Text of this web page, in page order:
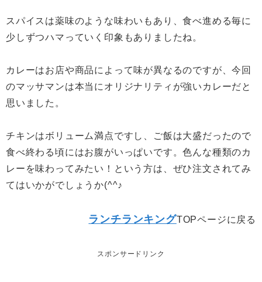
スパイスは薬味のような味わいもあり、食べ進める毎に
少しずつハマっていく印象もありましたね。
カレーはお店や商品によって味が異なるのですが、今回
のマッサマンは本当にオリジナリティが強いカレーだと
思いました。
チキンはボリューム満点ですし、ご飯は大盛だったので
食べ終わる頃にはお腹がいっぱいです。色んな種類のカ
レーを味わってみたい！という方は、ぜひ注文されてみ
てはいかがでしょうか(^^♪
ランチランキングTOPページに戻る
スポンサードリンク